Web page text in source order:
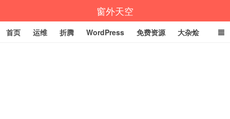
窗外天空
首页 运维 折腾 WordPress 免费资源 大杂烩